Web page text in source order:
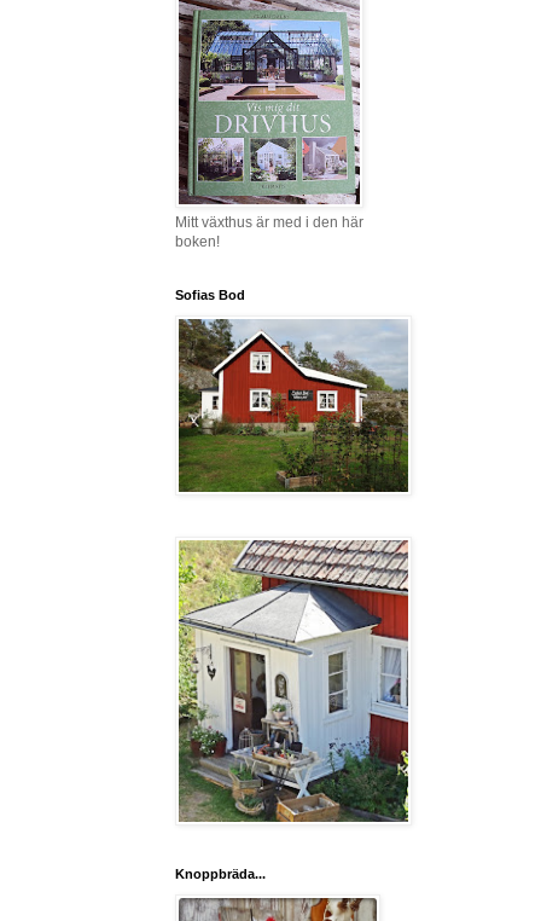
Mitt växthus är med i den här
boken!
Sofias Bod
Knoppbräda...